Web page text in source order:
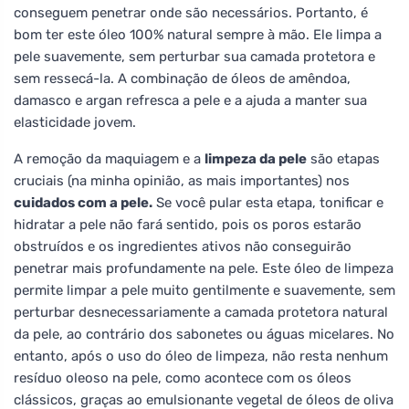
conseguem penetrar onde são necessários. Portanto, é
bom ter este óleo 100% natural sempre à mão. Ele limpa a
pele suavemente, sem perturbar sua camada protetora e
sem ressecá-la. A combinação de óleos de amêndoa,
damasco e argan refresca a pele e a ajuda a manter sua
elasticidade jovem.
A remoção da maquiagem e a limpeza da pele são etapas
cruciais (na minha opinião, as mais importantes) nos
cuidados com a pele. Se você pular esta etapa, tonificar e
hidratar a pele não fará sentido, pois os poros estarão
obstruídos e os ingredientes ativos não conseguirão
penetrar mais profundamente na pele. Este óleo de limpeza
permite limpar a pele muito gentilmente e suavemente, sem
perturbar desnecessariamente a camada protetora natural
da pele, ao contrário dos sabonetes ou águas micelares. No
entanto, após o uso do óleo de limpeza, não resta nenhum
resíduo oleoso na pele, como acontece com os óleos
clássicos, graças ao emulsionante vegetal de óleos de oliva